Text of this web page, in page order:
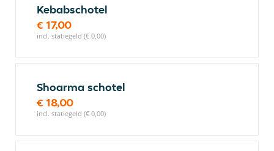
Kebabschotel
€ 17,00
incl. statiegeld (€ 0,00)
Shoarma schotel
€ 18,00
incl. statiegeld (€ 0,00)